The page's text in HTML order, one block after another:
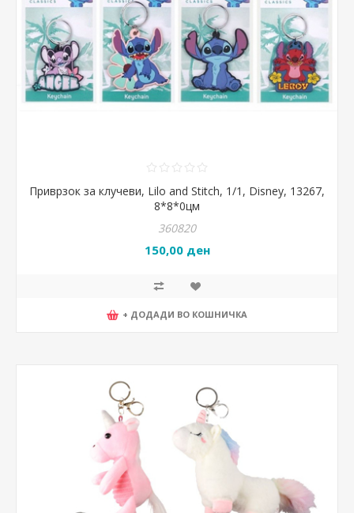
Приврзок за клучеви, Lilo and Stitch, 1/1, Disney, 13267,
8*8*0цм
360820
150,00 ден
+ ДОДАДИ ВО КОШНИЧКА